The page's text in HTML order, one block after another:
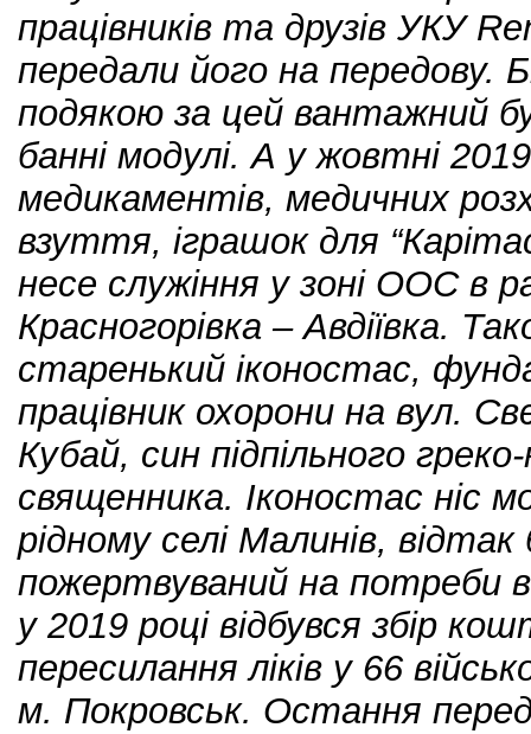
працівників та друзів УКУ
передали його на передову.
подякою за цей вантажний
банні модулі. А у жовтні
медикаментів, медичних
взуття, іграшок для
несе служіння у зоні ООС в
Красногорівка – Авдіївка.
старенький іконостас,
працівник охорони на вул.
Кубай, син підпільного
священника. Іконостас ніс
рідному селі Малинів,
пожертвуваний на потреби
у 2019 році відбувся збір
пересилання ліків у 66
м. Покровськ. Остання